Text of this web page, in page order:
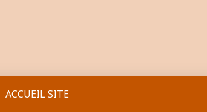
ACCUEIL SITE